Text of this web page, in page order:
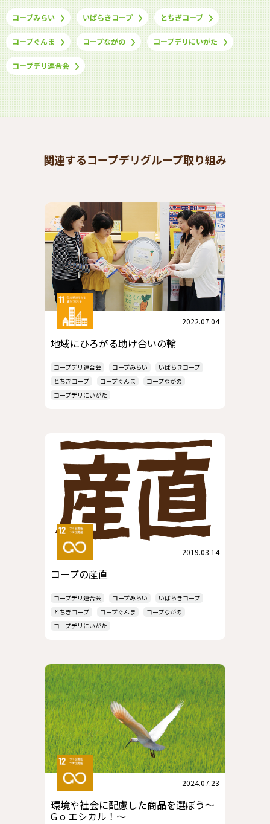
コープみらい いばらきコープ とちぎコープ
コープぐんま コープながの コープデリにいがた
コープデリ連合会
関連するコープデリグループ取り組み
2022.07.04
地域にひろがる助け合いの輪
コープデリ連合会 コープみらい
いばらきコープ
とちぎコープ
コープぐんま
コープながの
コープデリにいがた
2019.03.14
コープの産直
コープデリ連合会 コープみらい
いばらきコープ
とちぎコープ
コープぐんま
コープながの
コープデリにいがた
2024.07.23
環境や社会に配慮した商品を選ぼう～
G o エシカル！～